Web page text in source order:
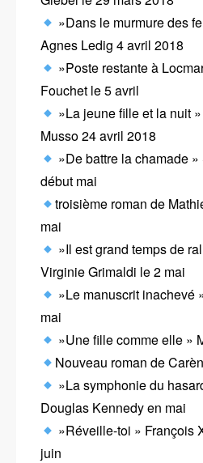
»Dans le murmure des
Agnes Ledig 4 avril 2018
»Poste restante à
Fouchet le 5 avril
»La jeune fille et la nuit
Musso 24 avril 2018
»De battre la chamade
début mai
troisième roman de
mai
»Il est grand temps de
Virginie Grimaldi le 2 mai
»Le manuscrit inachevé
mai
»Une fille comme elle »
Nouveau roman de
»La symphonie du
Douglas Kennedy en mai
»Réveille-toi » François
juin